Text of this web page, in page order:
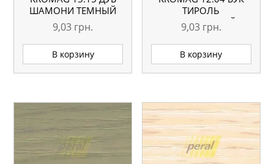
ШАМОНИ ТЕМНЫЙ
22×0,6 ММ
9,03 грн.
В корзину
ТИРОЛЬ
ШОКОЛАДНЫЙ
22×0,6 ММ
9,03 грн.
В корзину